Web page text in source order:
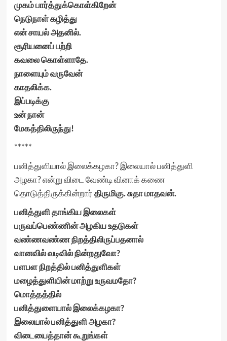
முகம் பார்த்துக்கொள்கிறேன்
நெடுநாள் கழித்து
என் சாயல் அதனில்.
சூரியனைப் பற்றி
கவலை கொள்ளாதே.
நாளையும் வருவேன்
காதலிக்க.
இப்படிக்கு
உன் நான்
மேகத்திலிருந்து!
*****
பனித்துளியால் இலைக்கழகா? இலையால் பனித்துளி
அழகா? என்று விடை வேண்டி வினாக் கணை
தொடுத்திருக்கின்றார்திருமிகு. சுதா மாதவன்.
பனித்துளி தாங்கிய இலைகள்
பருவப்பெண்ணின் அழகிய உதடுகள்
வண்ணவண்ண நிறத்திலிருப்பதனால்
வானவில் வடிவில் நின்றதுவோ?
பளபள நிறத்தில் பனித்துளிகள்
மழைத்துளியின் மாற்று உருவமதோ?
மொத்தத்தில்
பனித்துளையால் இலைக்கழகா?
இலையால் பனித்துளி அழகா?
விடையைத்தான் கூறுங்கள்